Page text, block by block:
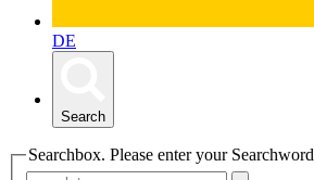
DE
Search
Searchbox. Please enter your Searchword